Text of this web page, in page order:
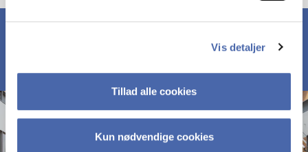
Vis detaljer
Tillad alle cookies
Kun nødvendige cookies